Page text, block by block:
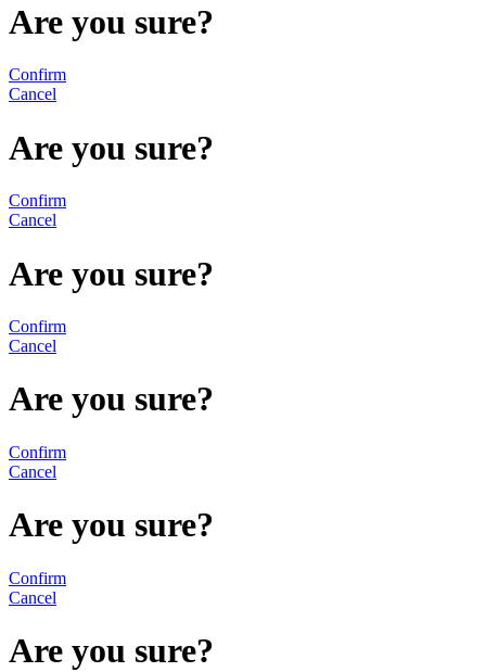
Are you sure?
Confirm
Cancel
Are you sure?
Confirm
Cancel
Are you sure?
Confirm
Cancel
Are you sure?
Confirm
Cancel
Are you sure?
Confirm
Cancel
Are you sure?